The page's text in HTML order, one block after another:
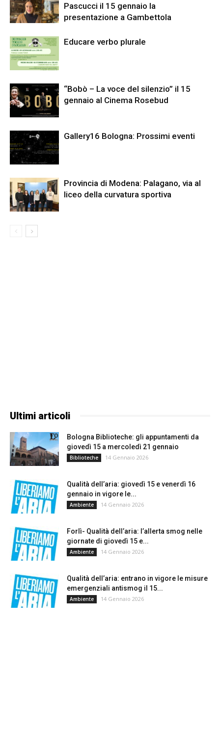
Pascucci il 15 gennaio la
presentazione a Gambettola
Educare verbo plurale
“Bobò – La voce del silenzio” il 15
gennaio al Cinema Rosebud
Gallery16 Bologna: Prossimi eventi
Provincia di Modena: Palagano, via al
liceo della curvatura sportiva
Ultimi articoli
Bologna Biblioteche: gli appuntamenti da
giovedì 15 a mercoledì 21 gennaio
Biblioteche 14 Gennaio 2026
Qualità dell’aria: giovedì 15 e venerdì 16
gennaio in vigore le...
Ambiente 14 Gennaio 2026
Forlì- Qualità dell’aria: l’allerta smog nelle
giornate di giovedì 15 e...
Ambiente 14 Gennaio 2026
Qualità dell’aria: entrano in vigore le misure
emergenziali antismog il 15...
Ambiente 14 Gennaio 2026